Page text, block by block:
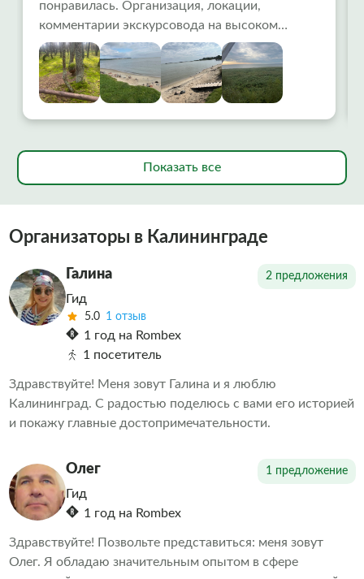
понравилась. Организация, локации,
комментарии экскурсовода на высоком
уровне.Ранний выезд помог избежать
столпотворения. Интересно, доступно.
Остались очень довольны.
Показать все
Организаторы в Калининграде
Галина 2 предложения
Гид
5.0 1 отзыв
1 год на Rombex
1 посетитель
Здравствуйте! Меня зовут Галина и я люблю
Калининград. С радостью поделюсь с вами его историей
и покажу главные достопримечательности.
Олег 1 предложение
Гид
1 год на Rombex
Здравствуйте! Позвольте представиться: меня зовут
Олег. Я обладаю значительным опытом в сфере